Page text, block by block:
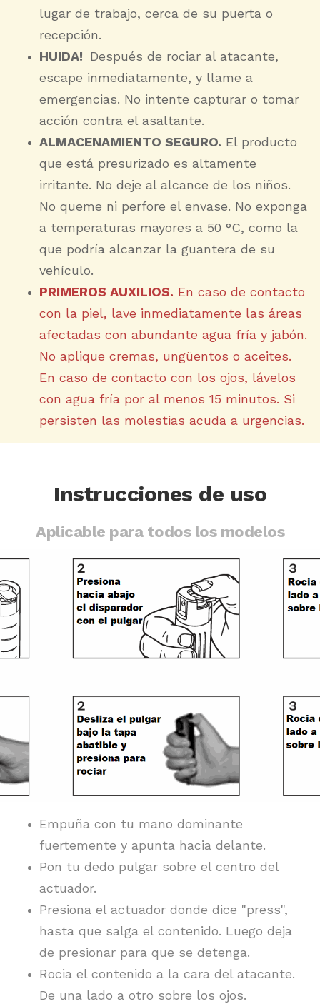
lugar de trabajo, cerca de su puerta o
recepción.
HUIDA! Después de rociar al atacante,
escape inmediatamente, y llame a
emergencias. No intente capturar o tomar
acción contra el asaltante.
ALMACENAMIENTO SEGURO. El producto
que está presurizado es altamente
irritante. No deje al alcance de los niños.
No queme ni perfore el envase. No exponga
a temperaturas mayores a 50 °C, como la
que podría alcanzar la guantera de su
vehículo.
PRIMEROS AUXILIOS. En caso de contacto
con la piel, lave inmediatamente las áreas
afectadas con abundante agua fría y jabón.
No aplique cremas, ungüentos o aceites.
En caso de contacto con los ojos, lávelos
con agua fría por al menos 15 minutos. Si
persisten las molestias acuda a urgencias.
Instrucciones de uso
Aplicable para todos los modelos
Empuña con tu mano dominante
fuertemente y apunta hacia delante.
Pon tu dedo pulgar sobre el centro del
actuador.
Presiona el actuador donde dice "press",
hasta que salga el contenido. Luego deja
de presionar para que se detenga.
Rocia el contenido a la cara del atacante.
De una lado a otro sobre los ojos.